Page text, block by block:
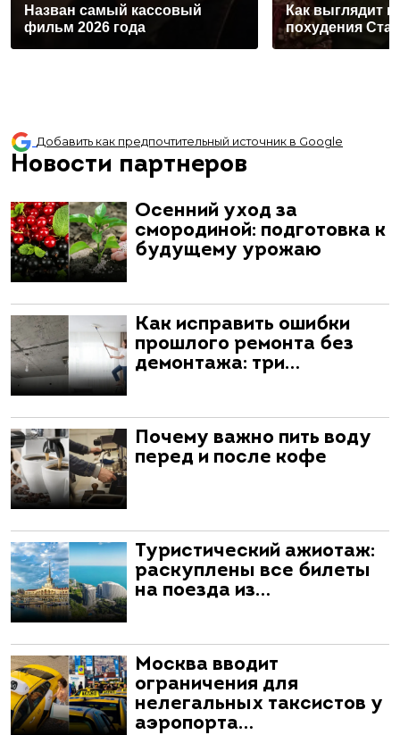
Назван самый кассовый
фильм 2026 года
Как выглядит
похудения
Добавить как предпочтительный источник в Google
Новости партнеров
Осенний уход за
смородиной: подготовка к
будущему урожаю
Как исправить ошибки
прошлого ремонта без
демонтажа: три…
Почему важно пить воду
перед и после кофе
Туристический ажиотаж:
раскуплены все билеты
на поезда из…
Москва вводит
ограничения для
нелегальных таксистов у
аэропорта…